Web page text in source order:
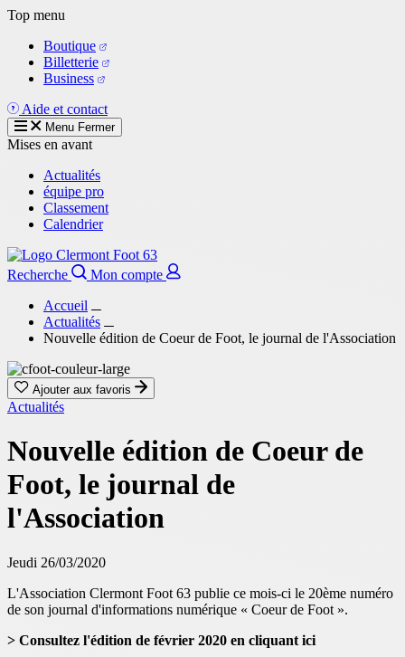
Aller
contenu
principal
Top menu
Boutique
Billetterie
Business
Aide et contact
Menu Fermer
Mises en avant
Actualités
équipe pro
Classement
Calendrier
Recherche
Mon compte
Accueil
Actualités
Nouvelle édition de Coeur de Foot, le journal de l'Association
Ajouter aux favoris
Actualités
Nouvelle édition de Coeur de
Foot, le journal de
l'Association
Jeudi 26/03/2020
L'Association Clermont Foot 63 publie ce mois-ci le 20ème numéro
de son journal d'informations numérique « Coeur de Foot ».
> Consultez l'édition de février 2020 en cliquant ici